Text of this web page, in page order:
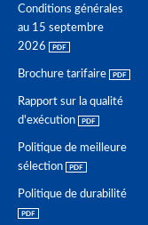
Conditions générales
au 15 septembre
2026
Brochure tarifaire
Rapport sur la qualité
d'exécution
Politique de meilleure
sélection
Politique de durabilité